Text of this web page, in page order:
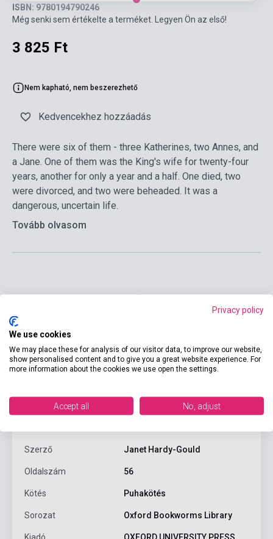
ISBN: 9780194790246
Még senki sem értékelte a terméket. Legyen Ön az első!
3 825 Ft
Nem kapható, nem beszerezhető
Kedvencekhez hozzáadás
There were six of them - three Katherines, two Annes, and
a Jane. One of them was the King's wife for twenty-four
years, another for only a year and a half. One died, two
were divorced, and two were beheaded. It was a
dangerous, uncertain life.
Tovább olvasom
Szerző Janet Hardy-Gould
Oldalszám 56
Kötés Puhakötés
Sorozat Oxford Bookworms Library
Privacy policy
We use cookies
We may place these for analysis of our visitor data, to improve our website,
show personalised content and to give you a great website experience. For
more information about the cookies we use open the settings.
Accept all No, adjust